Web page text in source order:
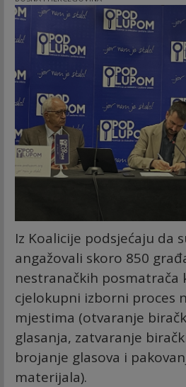
Iz Koalicije podsjećaju da
angažovali skoro 850
nestranačkih posmatrača
cjelokupni izborni proces
mjestima (otvaranje
glasanja, zatvaranje
brojanje glasova i
materijala).